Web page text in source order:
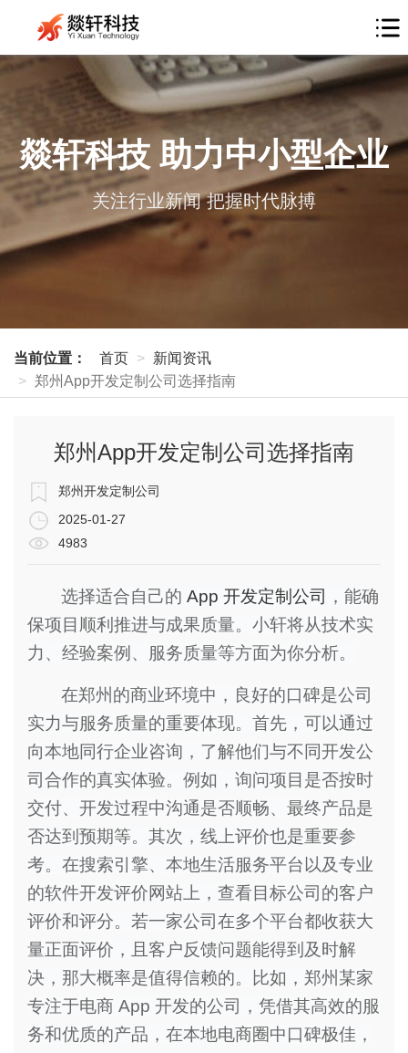
燚轩科技 助力中小型企业
关注行业新闻 把握时代脉搏
当前位置： 首页
新闻资讯
郑州App开发定制公司选择指南
郑州App开发定制公司选择指南
郑州开发定制公司
2025-01-27
4983
选择适合自己的 App 开发定制公司 ，能确
保项目顺利推进与成果质量。小轩将从技术实
力、经验案例、服务质量等方面为你分析。
在郑州的商业环境中，良好的口碑是公司
实力与服务质量的重要体现。首先，可以通过
向本地同行企业咨询，了解他们与不同开发公
司合作的真实体验。例如，询问项目是否按时
交付、开发过程中沟通是否顺畅、最终产品是
否达到预期等。其次，线上评价也是重要参
考。在搜索引擎、本地生活服务平台以及专业
的软件开发评价网站上，查看目标公司的客户
评价和评分。若一家公司在多个平台都收获大
量正面评价，且客户反馈问题能得到及时解
决，那大概率是值得信赖的。比如，郑州某家
专注于电商 App 开发的公司，凭借其高效的服
务和优质的产品，在本地电商圈中口碑极佳，